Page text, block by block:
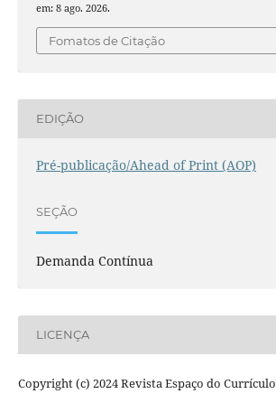
em: 8 ago. 2026.
Fomatos de Citação
EDIÇÃO
Pré-publicação/Ahead of Print (AOP)
SEÇÃO
Demanda Contínua
LICENÇA
Copyright (c) 2024 Revista Espaço do Currículo